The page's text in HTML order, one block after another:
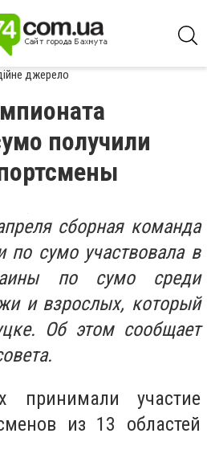
джерело
получили
сборная команда
по сумо участвовала в
по сумо среди
и взрослых, который
Об этом сообщает
принимали участие
из 13 областей